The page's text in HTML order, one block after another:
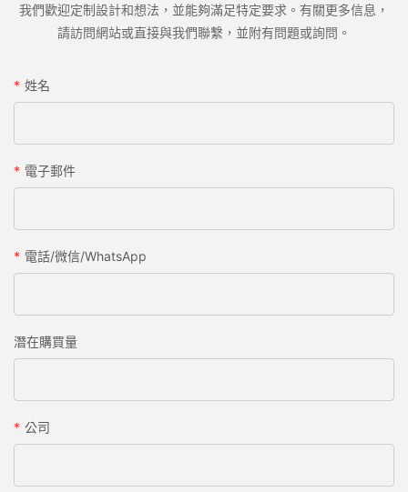
我們歡迎定制設計和想法，並能夠滿足特定要求。有關更多信息，
請訪問網站或直接與我們聯繫，並附有問題或詢問。
姓名
電子郵件
電話/微信/WhatsApp
潛在購買量
公司